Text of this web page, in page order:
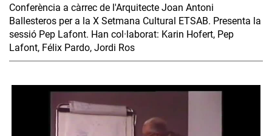
Conferència a càrrec de l'Arquitecte Joan Antoni
Ballesteros per a la X Setmana Cultural ETSAB. Presenta la
sessió Pep Lafont. Han col·laborat: Karin Hofert, Pep
Lafont, Félix Pardo, Jordi Ros